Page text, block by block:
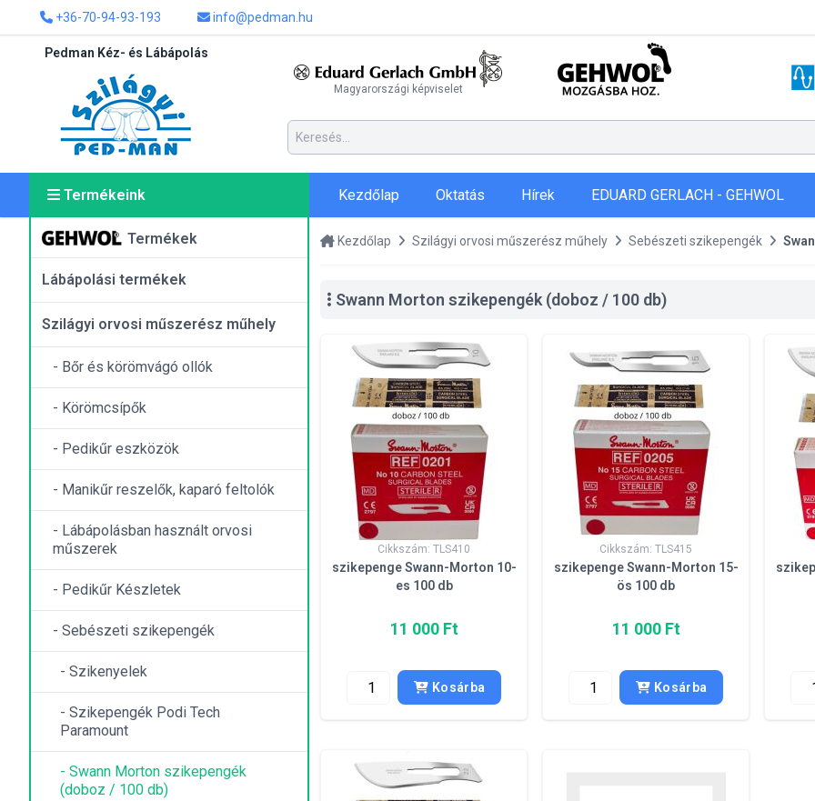
+36-70-94-93-193 info@pedman.hu
Pedman Kéz- és Lábápolás
Magyarországi képviselet
Termékeink Kezdőlap Oktatás Hírek EDUARD GERLACH - GEHWOL
Termékek
Lábápolási termékek
Szilágyi orvosi műszerész műhely
- Bőr és körömvágó ollók
- Körömcsípők
- Pedikűr eszközök
- Manikűr reszelők, kaparó feltolók
- Lábápolásban használt orvosi
műszerek
- Pedikűr Készletek
- Sebészeti szikepengék
- Szikenyelek
- Szikepengék Podi Tech
Paramount
- Swann Morton szikepengék
(doboz / 100 db)
Kezdőlap Szilágyi orvosi műszerész műhely Sebészeti szikepengék
Swann Morton szikepengék (doboz / 100 db)
Cikkszám: TLS410
szikepenge Swann-Morton 10-
es 100 db
11 000 Ft
Kosárba
Cikkszám: TLS415
szikepenge Swann-Morton 15-
ös 100 db
11 000 Ft
Kosárba